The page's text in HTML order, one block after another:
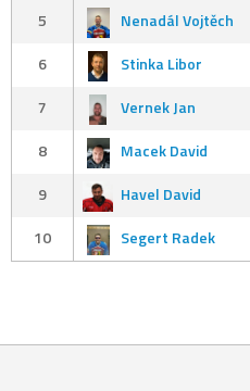
5
Nenadál Vojtěch
6
Stinka Libor
7
Vernek Jan
8
Macek David
9
Havel David
10
Segert Radek